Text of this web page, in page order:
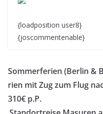
{loadposition user8}
{joscommentenable}
Sommerferien (Berlin &
rien mit Zug zum Flug
310€ p.P.